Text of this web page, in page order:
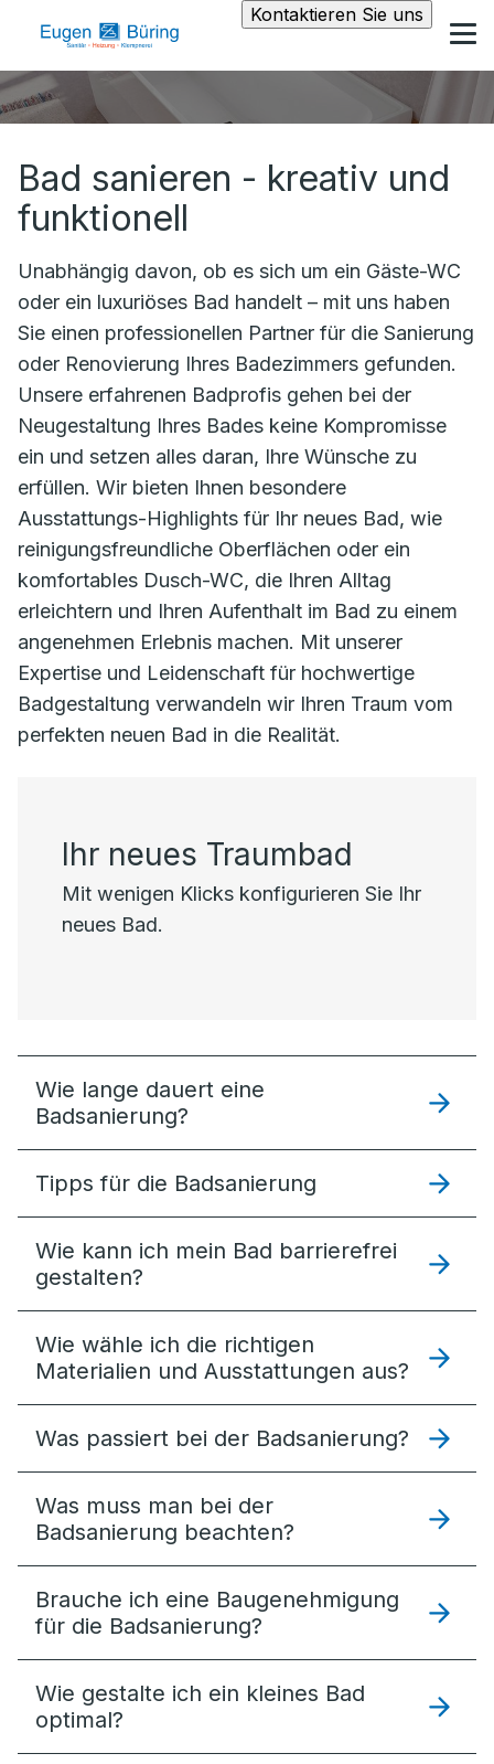
Kontaktieren Sie uns
Bad sanieren - kreativ und
funktionell
Unabhängig davon, ob es sich um ein Gäste-WC
oder ein luxuriöses Bad handelt – mit uns haben
Sie einen professionellen Partner für die Sanierung
oder Renovierung Ihres Badezimmers gefunden.
Unsere erfahrenen Badprofis gehen bei der
Neugestaltung Ihres Bades keine Kompromisse
ein und setzen alles daran, Ihre Wünsche zu
erfüllen. Wir bieten Ihnen besondere
Ausstattungs-Highlights für Ihr neues Bad, wie
reinigungsfreundliche Oberflächen oder ein
komfortables Dusch-WC, die Ihren Alltag
erleichtern und Ihren Aufenthalt im Bad zu einem
angenehmen Erlebnis machen. Mit unserer
Expertise und Leidenschaft für hochwertige
Badgestaltung verwandeln wir Ihren Traum vom
perfekten neuen Bad in die Realität.
Ihr neues Traumbad
Mit wenigen Klicks konfigurieren Sie Ihr
neues Bad.
Wie lange dauert eine
Badsanierung?
Tipps für die Badsanierung
Wie kann ich mein Bad barrierefrei
gestalten?
Wie wähle ich die richtigen
Materialien und Ausstattungen aus?
Was passiert bei der Badsanierung?
Was muss man bei der
Badsanierung beachten?
Brauche ich eine Baugenehmigung
für die Badsanierung?
Wie gestalte ich ein kleines Bad
optimal?